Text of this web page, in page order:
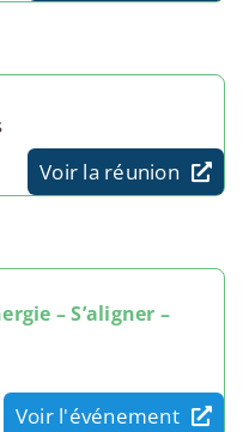
Voir la réunion
– S’aligner –
Voir l'événement